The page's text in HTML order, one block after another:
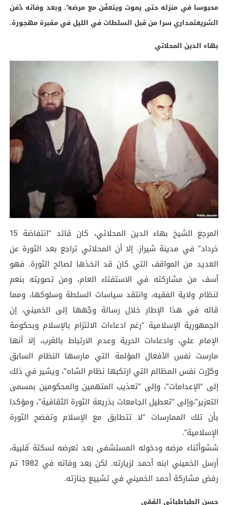
محبوسا في منزله حتى يموت ويتعفّن مع مرضه”. وبعد وفاته دُفن
الشريعتمداري سرا من قبل السلطات في الليل في مقبرة مهجورة.
بهاء الدين المحلاتي
المرجع الشيخ بهاء الدين المحلاتي، كان قائد “انتفاضة 15
خرداد” في مدينة شيراز. إلا أن المحلاتي تراجع بعد الثورة عن
العديد من المواقف التي كان قد اتخذها لصالح الثورة. فهو
أسف من مشاركته في الاستفتاء العام، ومن تصويته بنعم
لنظام ولاية الفقيه، وانتقد سياسات السلطة وسلوكها، ومما
قاله في هذا الإطار خلال رسالة وجّهها إلى الخميني، إن
الجمهورية الإسلامية “رغم ادعاءات الالتزام بالإسلام وبحكومة
الإمام علي، وادعاءات الحرية وعدم الارتباط بالغرب، إلا أنها
مارست نفس الأفعال المؤلمة التي مارسها النظام السابق
وكرّرت نفس المظالم التي ارتكبها نظام الشاه”، ويشير في ذلك
إلى “الإعدامات”، وإلى “تعذيب المتهمين والمحكومين بمسمى
التعزير”،وإلى “تعطيل الجامعات بذريعة الثورة الثقافية”، ومؤكدا
بأن تلك الممارسات “لا تتطابق مع الإسلام وتفضح الثورة
الإسلامية”.
ششوأثناء مرضه ودخوله المستشفى بعد تعرضه لسكتة َقلبية،
أرسل الخميني ابنه أحمد لزيارته. لكن بعد وفاته في 1982 تم
رفض مشاركة أحمد الخميني في تشييع جنازته.
حسن الطباطبائي القمّي